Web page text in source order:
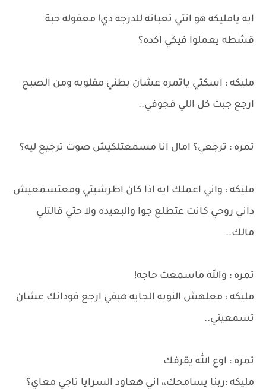
ايه يامليكه هو انتي تعبانه للدرجه دي! معقوله حبة
قشطه يعملوا فيكي اكده؟
مليكه : اسكتي ياتمره عشان بطني مقلوبه ومن الصبح
ارجع جبت كل اللي فجوفي..
تمره : ترجعي؟ امال انا مسمعتلكيش صوت ترجيع ليه؟
مليكه : واني اعملك ايه اذا كان اطرشيتي ومعتسمعيش
داني روحي كانت عتطلع جوا والبعيده ولا حتي قالتلي
مالك..
تمره : والله ماسمعت حاجه!
مليكه : معلهش النوبه الجايه هبقي ارجع فودانك عشان
تسمعيني..
تمره : اوع الله يقرفك
مليكه :ربنا يسامحك،، اني هعاود السرايا تاجي معاي؟